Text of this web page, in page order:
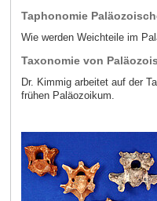
Taphonomie
Wie werden Weichteile im
Taxonomie von
Dr. Kimmig arbeitet auf der
frühen Paläozoikum.